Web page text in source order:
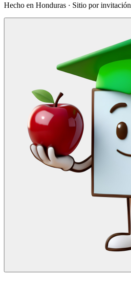
Hecho en Honduras · Sitio por invitación